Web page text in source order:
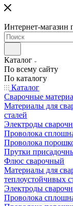
Интернет-магазин
Каталог
По всему сайту
По каталогу
Каталог
Сварочные
Материалы для
сталей
Электроды
Проволока
Проволока
Прутки
Флюс сварочный
Материалы для
теплоустойчивых
Электроды
Проволока